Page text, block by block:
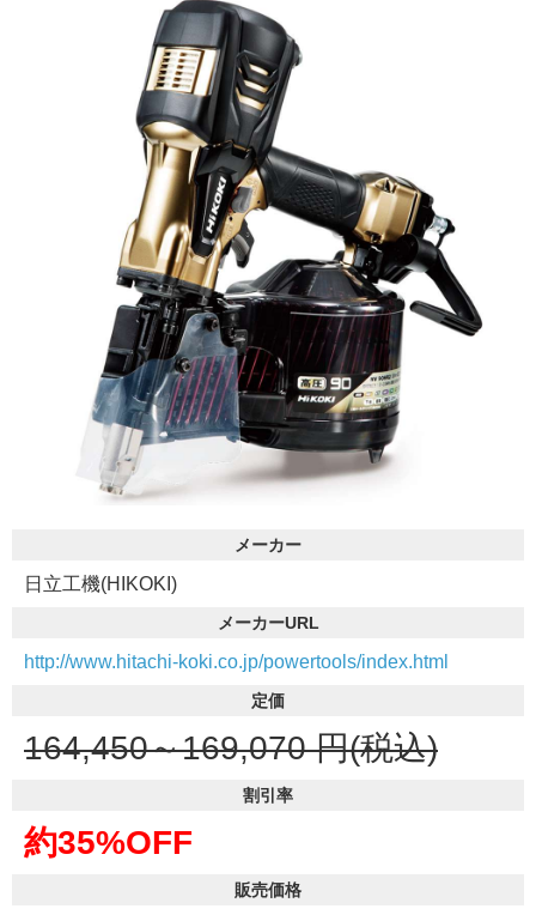
メーカー
日立工機(HIKOKI)
メーカーURL
http://www.hitachi-koki.co.jp/powertools/index.html
定価
164,450～169,070 円(税込)
割引率
約35%OFF
販売価格